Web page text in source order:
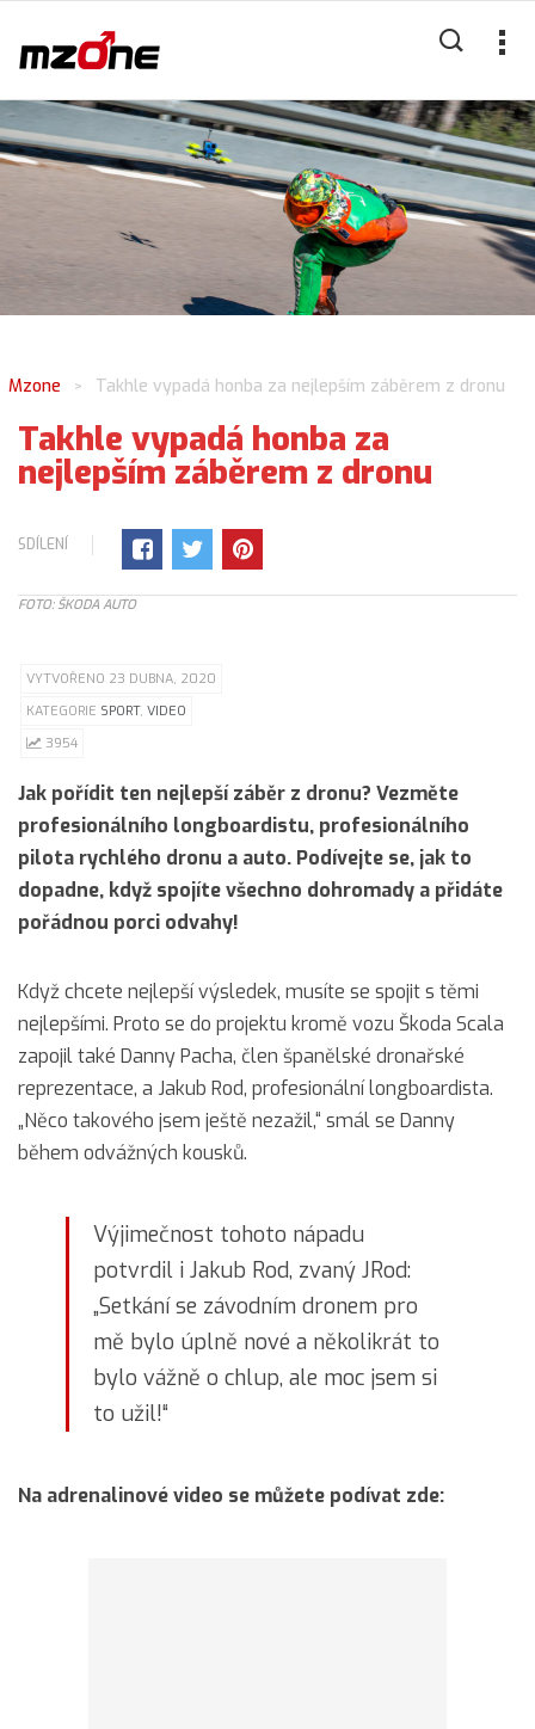
Mzone > Takhle vypadá honba za nejlepším záběrem z dronu
Takhle vypadá honba za
nejlepším záběrem z dronu
SDÍLENÍ
FOTO: ŠKODA AUTO
VYTVOŘENO 23 DUBNA, 2020
KATEGORIE SPORT, VIDEO
3954
Jak pořídit ten nejlepší záběr z dronu? Vezměte
profesionálního longboardistu, profesionálního
pilota rychlého dronu a auto. Podívejte se, jak to
dopadne, když spojíte všechno dohromady a přidáte
pořádnou porci odvahy!
Když chcete nejlepší výsledek, musíte se spojit s těmi
nejlepšími. Proto se do projektu kromě vozu Škoda Scala
zapojil také Danny Pacha, člen španělské dronařské
reprezentace, a Jakub Rod, profesionální longboardista.
„Něco takového jsem ještě nezažil,“ smál se Danny
během odvážných kousků.
Výjimečnost tohoto nápadu
potvrdil i Jakub Rod, zvaný JRod:
„Setkání se závodním dronem pro
mě bylo úplně nové a několikrát to
bylo vážně o chlup, ale moc jsem si
to užil!“
Na adrenalinové video se můžete podívat zde: